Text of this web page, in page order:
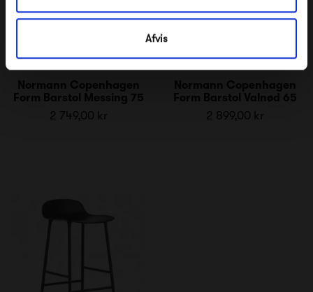
Afvis
Form Barstol Messing 75
2 749,00 kr
Form Barstol Valnød 65
2 899,00 kr